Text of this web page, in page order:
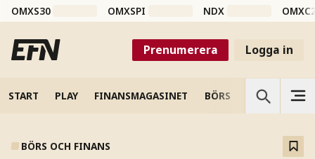
OMXS30 OMXSPI NDX
Prenumerera Logga in
START PLAY FINANSMAGASINET BÖRS VETENSKAP
BÖRS OCH FINANS